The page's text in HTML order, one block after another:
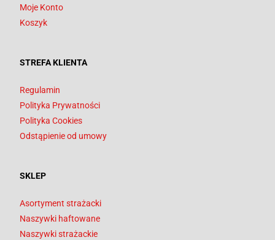
Moje Konto
Koszyk
STREFA KLIENTA
Regulamin
Polityka Prywatności
Polityka Cookies
Odstąpienie od umowy
SKLEP
Asortyment strażacki
Naszywki haftowane
Naszywki strażackie